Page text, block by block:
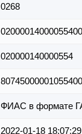
0268
02000014000055400
020000140000554
ФИАС в формате
2022-01-18 18:07:29